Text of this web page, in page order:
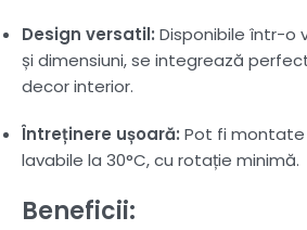
Design versatil: Disponibile într-o
și dimensiuni, se integrează
decor interior.
Întreținere ușoară: Pot fi montate
lavabile la 30°C, cu rotație minimă.
Beneficii: